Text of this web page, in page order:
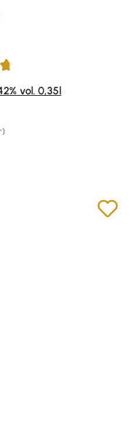
von 5 Sternen
vol. 0,35l
Preis: